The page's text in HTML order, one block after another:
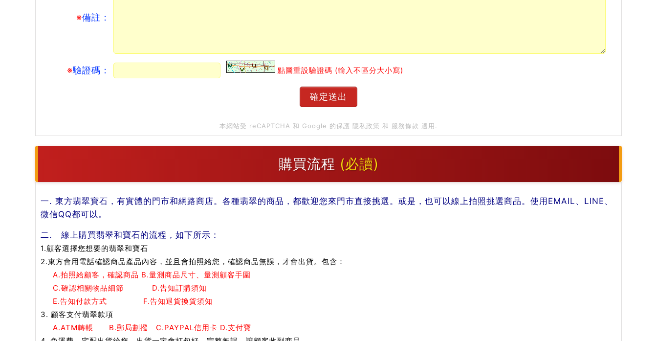
※備註：
※驗證碼： 點圖重設驗證碼 (輸入不區分大小寫)
本網站受 reCAPTCHA 和 Google 的保護 隱私政策 和 服務條款 適用.
購買流程 (必讀)
一. 東方翡翠寶石，有實體的門市和網路商店。各種翡翠的商品，都歡迎您來門市直接挑選。或是，也可以線上拍照挑選商品。使用EMAIL、LINE、
微信QQ都可以。
二. 線上購買翡翠和寶石的流程，如下所示：
1.顧客選擇您想要的翡翠和寶石
2.東方會用電話確認商品產品內容，並且會拍照給您，確認商品無誤，才會出貨。包含：
A.拍照給顧客，確認商品 B.量測商品尺寸、量測顧客手圍
C.確認相關物品細節 D.告知訂購須知
E.告知付款方式 F.告知退貨換貨須知
3. 顧客支付翡翠款項
A.ATM轉帳 B.郵局劃撥 C.PAYPAL信用卡 D.支付寶